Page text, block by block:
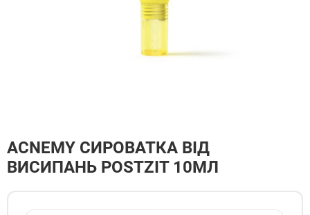
ACNEMY СИРОВАТКА ВІД
ВИСИПАНЬ POSTZIT 10МЛ